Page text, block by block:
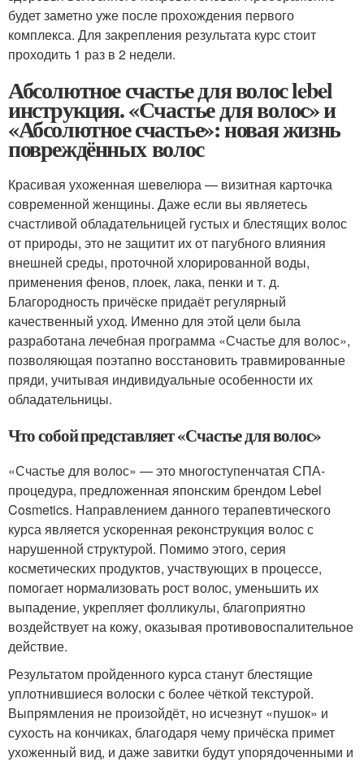
будет заметно уже после прохождения первого
комплекса. Для закрепления результата курс стоит
проходить 1 раз в 2 недели.
Абсолютное счастье для волос lebel
инструкция. «Счастье для волос» и
«Абсолютное счастье»: новая жизнь
повреждённых волос
Красивая ухоженная шевелюра — визитная карточка
современной женщины. Даже если вы являетесь
счастливой обладательницей густых и блестящих волос
от природы, это не защитит их от пагубного влияния
внешней среды, проточной хлорированной воды,
применения фенов, плоек, лака, пенки и т. д.
Благородность причёске придаёт регулярный
качественный уход. Именно для этой цели была
разработана лечебная программа «Счастье для волос»,
позволяющая поэтапно восстановить травмированные
пряди, учитывая индивидуальные особенности их
обладательницы.
Что собой представляет «Счастье для волос»
«Счастье для волос» — это многоступенчатая СПА-
процедура, предложенная японским брендом Lebel
Cosmetics. Направлением данного терапевтического
курса является ускоренная реконструкция волос с
нарушенной структурой. Помимо этого, серия
косметических продуктов, участвующих в процессе,
помогает нормализовать рост волос, уменьшить их
выпадение, укрепляет фолликулы, благоприятно
воздействует на кожу, оказывая противовоспалительное
действие.
Результатом пройденного курса станут блестящие
уплотнившиеся волоски с более чёткой текстурой.
Выпрямления не произойдёт, но исчезнут «пушок» и
сухость на кончиках, благодаря чему причёска примет
ухоженный вид, и даже завитки будут упорядоченными и